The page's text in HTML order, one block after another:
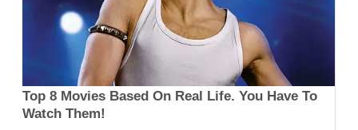
Top 8 Movies Based On Real Life. You Have To
Watch Them!